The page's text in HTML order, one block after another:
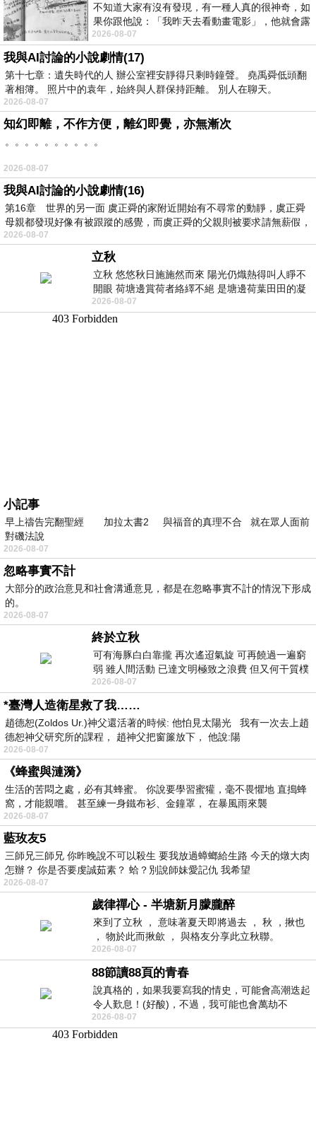
不知道大家有沒有發現，有一種人真的很神奇，如
果你跟他說：「我昨天去看動畫電影」，他就會露
出一種慈祥的微笑，然後問你是不是陪小
2026-08-07
我與AI討論的小說劇情(17)
第十七章：遺失時代的人 辦公室裡安靜得只剩時鐘聲。 堯禹舜低頭翻
著相簿。 照片中的袁年，始終與人群保持距離。 別人在聊天。
2026-08-07
知幻即離，不作方便，離幻即覺，亦無漸次
。。。。。。。。。。
2026-08-07
我與AI討論的小說劇情(16)
第16章 世界的另一面 虞正舜的家附近開始有不尋常的動靜，虞正舜
母親都發現好像有被跟蹤的感覺，而虞正舜的父親則被要求請無薪假，
2026-08-07
立秋
立秋 悠悠秋日施施然而來 陽光仍熾熱得叫人睜不
開眼 荷塘邊賞荷者絡繹不絕 是塘邊荷葉田田的凝
望 風中飄逸的是映日荷花別樣紅
2026-08-07
小記事
早上禱告完翻聖經 加拉太書2 與福音的真理不合 就在眾人面前
對磯法說
2026-08-07
忽略事實不計
大部分的政治意見和社會溝通意見，都是在忽略事實不計的情況下形成
的。
2026-08-07
終於立秋
可有海豚白白靠攏 再次遙迢氣旋 可再饒過一遍窮
弱 雖人間活動 已達文明極致之浪費 但又何干質樸
者 只能白白陪葬
2026-08-07
*臺灣人造衛星救了我……
趙德恕(Zoldos Ur.)神父還活著的時候: 他怕見太陽光 我有一次去上趙
德恕神父研究所的課程， 趙神父把窗簾放下， 他說:陽
2026-08-07
《蜂蜜與漣漪》
生活的苦悶之處，必有其蜂蜜。 你說要學習蜜獾，毫不畏懼地 直搗蜂
窩，才能親嚐。 甚至練一身鐵布衫、金鐘罩， 在暴風雨來襲
2026-08-07
藍玫友5
三師兄三師兄 你昨晚說不可以殺生 要我放過蟑螂給生路 今天的燉大肉
怎辦？ 你是否要虔誠茹素？ 蛤？別說師妹愛記仇 我希望
2026-08-07
歲律禪心 - 半塘新月朦朧醉
來到了立秋 ， 意味著夏天即將過去 ， 秋 ，揪也
， 物於此而揪歛 ， 與格友分享此立秋聯。
2026-08-07
88節讀88頁的青春
說真格的，如果我要寫我的情史，可能會高潮迭起
令人歎息！(好酸)，不過，我可能也會萬劫不
復...，每天跪鍵盤還是被判了花心的罪
2026-08-07